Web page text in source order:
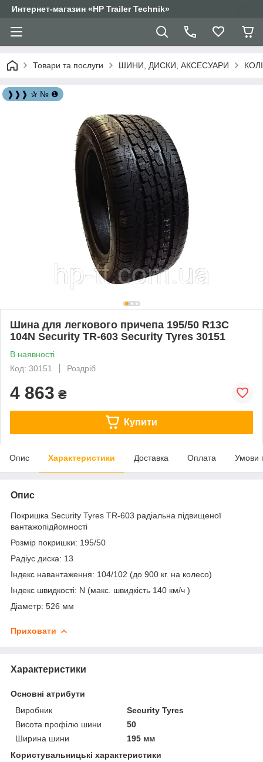
Интернет-магазин «HP Trailer Technik»
Товари та послуги ШИНИ, ДИСКИ, АКСЕСУАРИ
❱❱❱ ✰ № ❶
Шина для легкового причепа 195/50 R13C
104N Security TR-603 Security Tyres 30151
В наявності
Код: 30151
Роздріб
4 863 ₴
Купити
Опис Характеристики Доставка Оплата Умови
Опис
Покришка Security Tyres TR-603 радіальна підвищеної
вантажопідйомності
Розмір покришки: 195/50
Радіус диска: 13
Індекс навантаження: 104/102 (до 900 кг. на колесо)
Індекс швидкості: N (макс. швидкість 140 км/ч )
Діаметр: 526 мм
Приховати
Характеристики
Основні атрибути
Виробник
Security Tyres
Висота профілю шини
50
Ширина шини
195 мм
Користувальницькі характеристики